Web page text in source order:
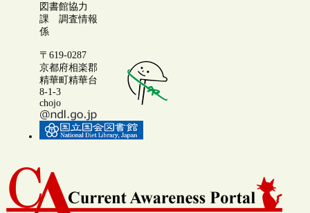
図書館協力
課 調査情報
係
〒619-0287
京都府相楽郡
精華町精華台
8-1-3
chojo